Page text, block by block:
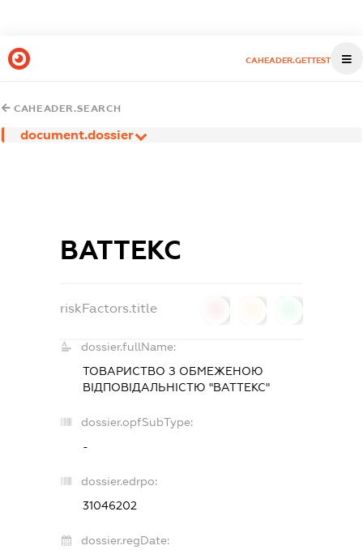
CAHEADER.GETTEST
CAHEADER.SEARCH
document.dossier
ВАТТЕКС
riskFactors.title
dossier.fullName:
ТОВАРИСТВО З ОБМЕЖЕНОЮ
ВІДПОВІДАЛЬНІСТЮ "ВАТТЕКС"
dossier.opfSubType:
-
dossier.edrpo:
31046202
dossier.regDate: